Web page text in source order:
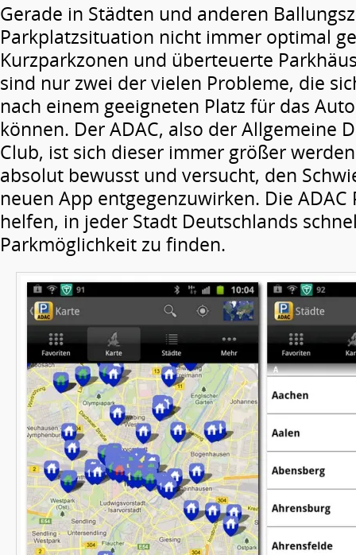
Gerade in Städten und anderen
Parkplatzsituation nicht immer optimal
Kurzparkzonen und überteuerte
sind nur zwei der vielen Probleme, die
nach einem geeigneten Platz für das
können. Der ADAC, also der Allgemeine
Club, ist sich dieser immer größer
absolut bewusst und versucht, den
neuen App entgegenzuwirken. Die
helfen, in jeder Stadt Deutschlands
Parkmöglichkeit zu finden.